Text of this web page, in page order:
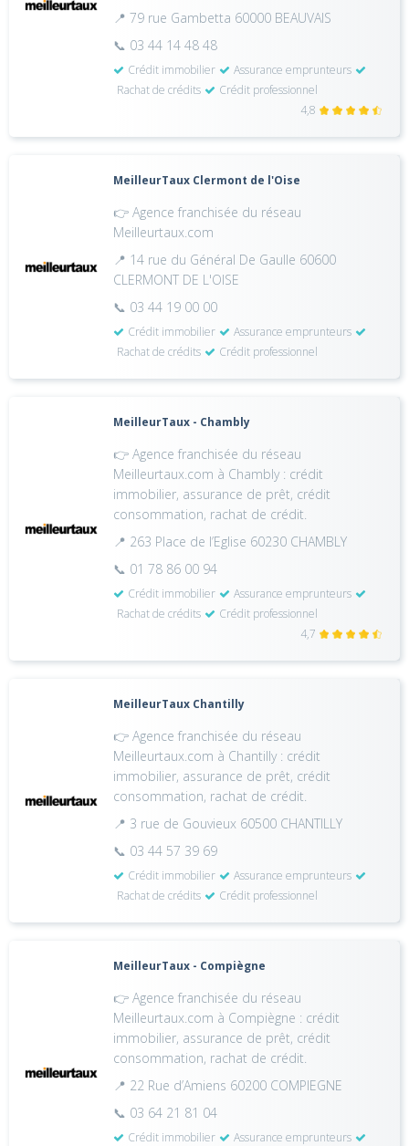
📍 79 rue Gambetta 60000 BEAUVAIS
📞 03 44 14 48 48
Crédit immobilier
Assurance emprunteurs
Rachat de crédits
Crédit professionnel
4,8
MeilleurTaux Clermont de l'Oise
👉 Agence franchisée du réseau
Meilleurtaux.com
📍 14 rue du Général De Gaulle 60600
CLERMONT DE L'OISE
📞 03 44 19 00 00
Crédit immobilier
Assurance emprunteurs
Rachat de crédits
Crédit professionnel
MeilleurTaux - Chambly
👉 Agence franchisée du réseau
Meilleurtaux.com à Chambly : crédit
immobilier, assurance de prêt, crédit
consommation, rachat de crédit.
📍 263 Place de l’Eglise 60230 CHAMBLY
📞 01 78 86 00 94
Crédit immobilier
Assurance emprunteurs
Rachat de crédits
Crédit professionnel
4,7
MeilleurTaux Chantilly
👉 Agence franchisée du réseau
Meilleurtaux.com à Chantilly : crédit
immobilier, assurance de prêt, crédit
consommation, rachat de crédit.
📍 3 rue de Gouvieux 60500 CHANTILLY
📞 03 44 57 39 69
Crédit immobilier
Assurance emprunteurs
Rachat de crédits
Crédit professionnel
MeilleurTaux - Compiègne
👉 Agence franchisée du réseau
Meilleurtaux.com à Compiègne : crédit
immobilier, assurance de prêt, crédit
consommation, rachat de crédit.
📍 22 Rue d’Amiens 60200 COMPIEGNE
📞 03 64 21 81 04
Crédit immobilier Assurance emprunteurs